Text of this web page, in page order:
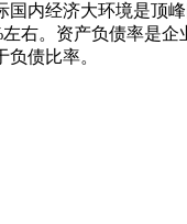
内经济大环境是顶
右。资产负债率是
债比率。